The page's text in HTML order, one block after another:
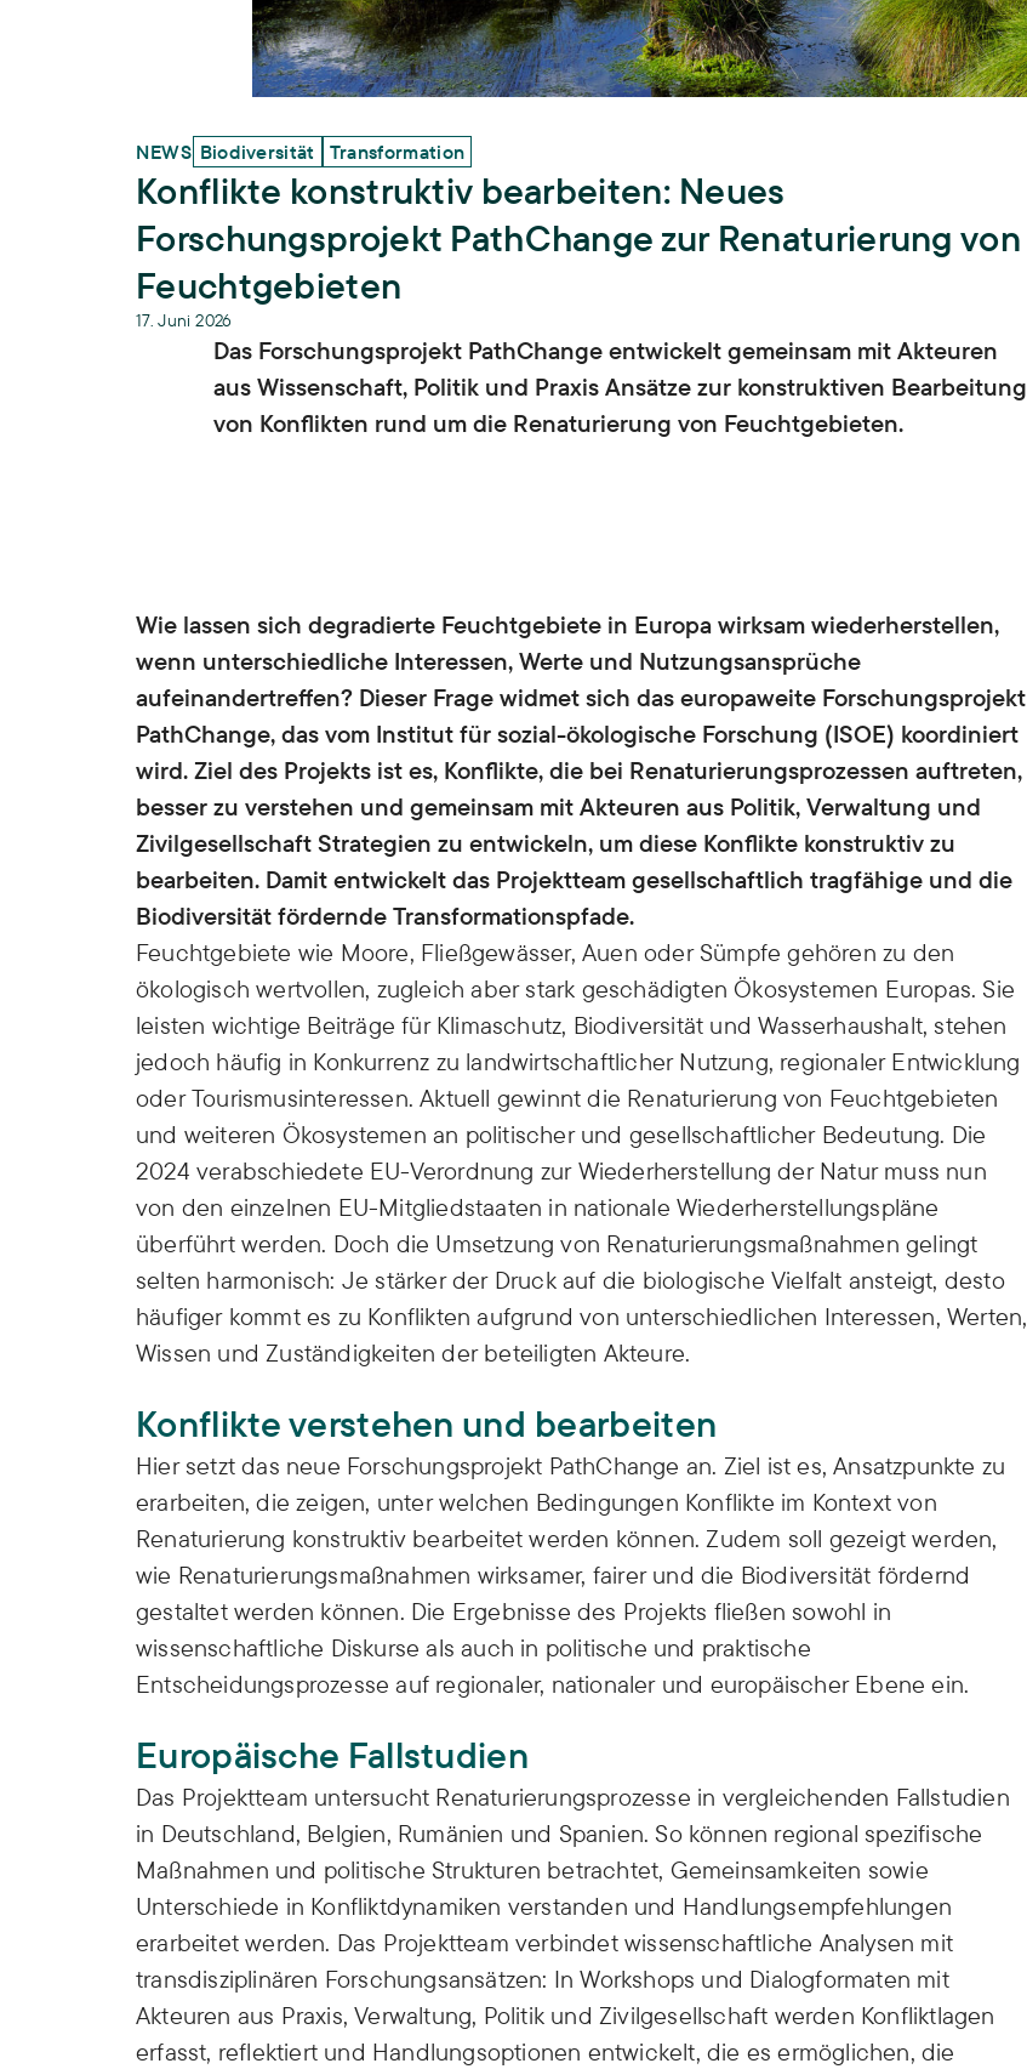
Biodiversität
Schadstoffrisiken
Wissen und Partizipation
Lehre
Hochschullehre und
Nachwuchsgruppe regulate
NEWS Biodiversität Transformation
Konflikte konstruktiv bearbeiten: Neues
Forschungsprojekt PathChange zur Renaturierung von
Feuchtgebieten
17. Juni 2026
Das Forschungsprojekt PathChange entwickelt gemeinsam mit Akteuren
aus Wissenschaft, Politik und Praxis Ansätze zur konstruktiven Bearbeitung
von Konflikten rund um die Renaturierung von Feuchtgebieten.
Wie lassen sich degradierte Feuchtgebiete in Europa wirksam wiederherstellen,
wenn unterschiedliche Interessen, Werte und Nutzungsansprüche
aufeinandertreffen? Dieser Frage widmet sich das europaweite Forschungsprojekt
PathChange, das vom Institut für sozial-ökologische Forschung (ISOE) koordiniert
wird. Ziel des Projekts ist es, Konflikte, die bei Renaturierungsprozessen auftreten,
besser zu verstehen und gemeinsam mit Akteuren aus Politik, Verwaltung und
Zivilgesellschaft Strategien zu entwickeln, um diese Konflikte konstruktiv zu
bearbeiten. Damit entwickelt das Projektteam gesellschaftlich tragfähige und die
Biodiversität fördernde Transformationspfade.
Feuchtgebiete wie Moore, Fließgewässer, Auen oder Sümpfe gehören zu den
ökologisch wertvollen, zugleich aber stark geschädigten Ökosystemen Europas. Sie
leisten wichtige Beiträge für Klimaschutz, Biodiversität und Wasserhaushalt, stehen
jedoch häufig in Konkurrenz zu landwirtschaftlicher Nutzung, regionaler Entwicklung
oder Tourismusinteressen. Aktuell gewinnt die Renaturierung von Feuchtgebieten
und weiteren Ökosystemen an politischer und gesellschaftlicher Bedeutung. Die
2024 verabschiedete EU-Verordnung zur Wiederherstellung der Natur muss nun
von den einzelnen EU-Mitgliedstaaten in nationale Wiederherstellungspläne
überführt werden. Doch die Umsetzung von Renaturierungsmaßnahmen gelingt
selten harmonisch: Je stärker der Druck auf die biologische Vielfalt ansteigt, desto
häufiger kommt es zu Konflikten aufgrund von unterschiedlichen Interessen, Werten,
Wissen und Zuständigkeiten der beteiligten Akteure.
Konflikte verstehen und bearbeiten
Hier setzt das neue Forschungsprojekt PathChange an. Ziel ist es, Ansatzpunkte zu
erarbeiten, die zeigen, unter welchen Bedingungen Konflikte im Kontext von
Renaturierung konstruktiv bearbeitet werden können. Zudem soll gezeigt werden,
wie Renaturierungsmaßnahmen wirksamer, fairer und die Biodiversität fördernd
gestaltet werden können. Die Ergebnisse des Projekts fließen sowohl in
wissenschaftliche Diskurse als auch in politische und praktische
Entscheidungsprozesse auf regionaler, nationaler und europäischer Ebene ein.
Europäische Fallstudien
Das Projektteam untersucht Renaturierungsprozesse in vergleichenden Fallstudien
in Deutschland, Belgien, Rumänien und Spanien. So können regional spezifische
Maßnahmen und politische Strukturen betrachtet, Gemeinsamkeiten sowie
Unterschiede in Konfliktdynamiken verstanden und Handlungsempfehlungen
erarbeitet werden. Das Projektteam verbindet wissenschaftliche Analysen mit
transdisziplinären Forschungsansätzen: In Workshops und Dialogformaten mit
Akteuren aus Praxis, Verwaltung, Politik und Zivilgesellschaft werden Konfliktlagen
erfasst, reflektiert und Handlungsoptionen entwickelt, die es ermöglichen, die